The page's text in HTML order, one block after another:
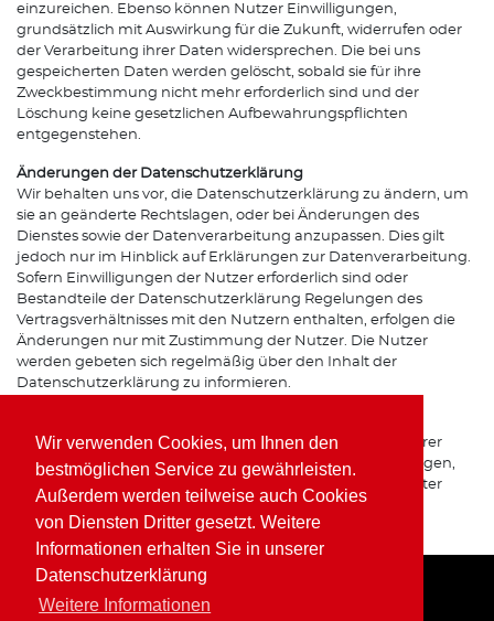
Wir verwenden Cookies, um Ihnen den
bestmöglichen Service zu gewährleisten.
Außerdem werden teilweise auch Cookies
von Diensten Dritter gesetzt. Weitere
Informationen erhalten Sie in unserer
Datenschutzerklärung
Weitere Informationen
einzureichen. Ebenso können Nutzer Einwilligungen,
grundsätzlich mit Auswirkung für die Zukunft, widerrufen oder
der Verarbeitung ihrer Daten widersprechen. Die bei uns
gespeicherten Daten werden gelöscht, sobald sie für ihre
Zweckbestimmung nicht mehr erforderlich sind und der
Löschung keine gesetzlichen Aufbewahrungspflichten
entgegenstehen.
Änderungen der Datenschutzerklärung
Wir behalten uns vor, die Datenschutzerklärung zu ändern, um
sie an geänderte Rechtslagen, oder bei Änderungen des
Dienstes sowie der Datenverarbeitung anzupassen. Dies gilt
jedoch nur im Hinblick auf Erklärungen zur Datenverarbeitung.
Sofern Einwilligungen der Nutzer erforderlich sind oder
Bestandteile der Datenschutzerklärung Regelungen des
Vertragsverhältnisses mit den Nutzern enthalten, erfolgen die
Änderungen nur mit Zustimmung der Nutzer. Die Nutzer
werden gebeten sich regelmäßig über den Inhalt der
Datenschutzerklärung zu informieren.
Bei Fragen zur Erhebung, Verarbeitung oder Nutzung Ihrer
personenbezogenen Daten, bei Auskünften, Berichtigungen,
Sperrung oder Löschung von Daten sowie Widerruf erteilter
Einwilligungen wenden Sie sich bitte an unsere(n)
Datenschutzbeauftragte(n) bzw. Apothekeninhaber(in).
Home Impressum